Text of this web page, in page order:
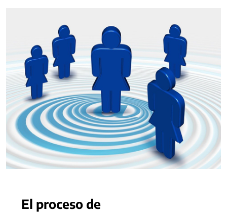
El proceso de